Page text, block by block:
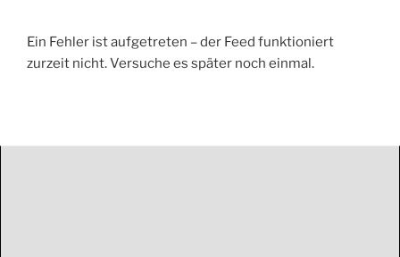
Ein Fehler ist aufgetreten – der Feed funktioniert
zurzeit nicht. Versuche es später noch einmal.